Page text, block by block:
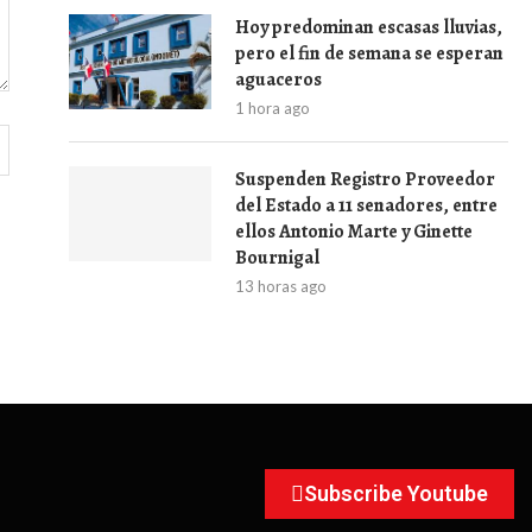
Hoy predominan escasas lluvias,
pero el fin de semana se esperan
aguaceros
1 hora ago
Suspenden Registro Proveedor
del Estado a 11 senadores, entre
ellos Antonio Marte y Ginette
Bournigal
13 horas ago
Subscribe Youtube